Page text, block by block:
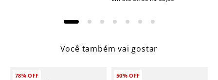
Você também vai gostar
78%OFF 50%OFF